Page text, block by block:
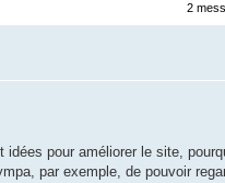
2
idées pour améliorer le site,
par exemple, de pouvoir